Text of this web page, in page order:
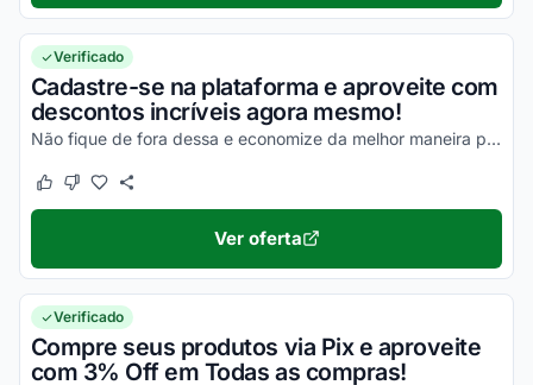
Verificado
Cadastre-se na plataforma e aproveite com
descontos incríveis agora mesmo!
Não fique de fora dessa e economize da melhor maneira possível!
Este cupom funcionou
Este cupom não funcionou
Ver oferta
Verificado
Compre seus produtos via Pix e aproveite
com 3% Off em Todas as compras!